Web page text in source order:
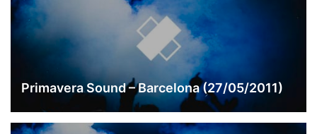
Primavera Sound – Barcelona (27/05/2011)